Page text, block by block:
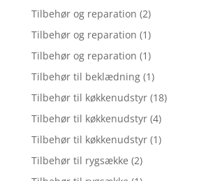
Tilbehør og reparation (2)
Tilbehør og reparation (1)
Tilbehør og reparation (1)
Tilbehør til beklædning (1)
Tilbehør til køkkenudstyr (18)
Tilbehør til køkkenudstyr (4)
Tilbehør til køkkenudstyr (1)
Tilbehør til rygsække (2)